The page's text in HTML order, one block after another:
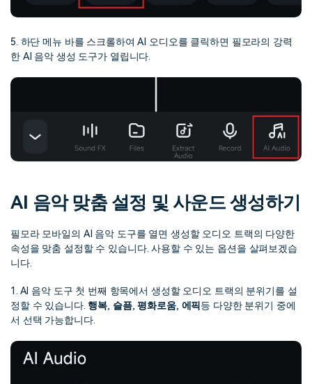
5. 하단 메뉴 바를 스크롤하여 AI 오디오를 클릭하면 필모라의 강력
한 AI 음악 생성 도구가 열립니다.
AI 음악 맞춤 설정 및 사운드 생성하기
필모라 모바일의 AI 음악 도구를 열면 생성할 오디오 트랙의 다양한
속성을 맞춤 설정할 수 있습니다. 사용할 수 있는 옵션을 살펴보겠습
니다.
1. AI 음악 도구 첫 번째 항목에서 생성할 오디오 트랙의 분위기를 설
정할 수 있습니다.행복, 슬픔,평화로움, 에픽 등 다양한 분위기 중에
서 선택 가능합니다.